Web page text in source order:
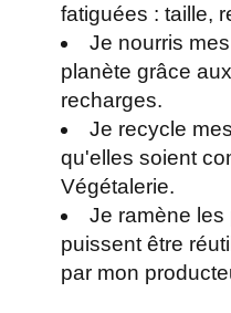
fatiguées : taille,
Je nourris
planète grâce
recharges.
Je recycle
qu'elles soient
Végétalerie.
Je ramène les
puissent être
par mon